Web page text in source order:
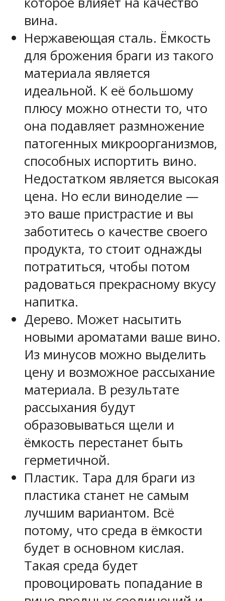
вина.
Нержавеющая сталь. Ёмкость
для брожения браги из такого
материала является
идеальной. К её большому
плюсу можно отнести то, что
она подавляет размножение
патогенных микроорганизмов,
способных испортить вино.
Недостатком является высокая
цена. Но если виноделие —
это ваше пристрастие и вы
заботитесь о качестве своего
продукта, то стоит однажды
потратиться, чтобы потом
радоваться прекрасному вкусу
напитка.
Дерево. Может насытить
новыми ароматами ваше вино.
Из минусов можно выделить
цену и возможное рассыхание
материала. В результате
рассыхания будут
образовываться щели и
ёмкость перестанет быть
герметичной.
Пластик. Тара для браги из
пластика станет не самым
лучшим вариантом. Всё
потому, что среда в ёмкости
будет в основном кислая.
Такая среда будет
провоцировать попадание в